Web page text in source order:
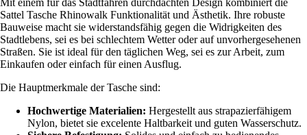
Mit einem für das Stadtfahren durchdachten Design kombiniert die
Sattel Tasche Rhinowalk Funktionalität und Ästhetik. Ihre robuste
Bauweise macht sie widerstandsfähig gegen die Widrigkeiten des
Stadtlebens, sei es bei schlechtem Wetter oder auf unvorhergesehenen
Straßen. Sie ist ideal für den täglichen Weg, sei es zur Arbeit, zum
Einkaufen oder einfach für einen Ausflug.
Die Hauptmerkmale der Tasche sind:
Hochwertige Materialien: Hergestellt aus strapazierfähigem
Nylon, bietet sie excelente Haltbarkeit und guten Wasserschutz.